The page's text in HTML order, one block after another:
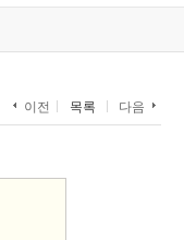
이전 목록 다음